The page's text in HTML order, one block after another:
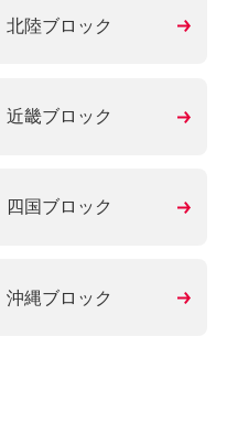
北陸ブロック
近畿ブロック
四国ブロック
沖縄ブロック